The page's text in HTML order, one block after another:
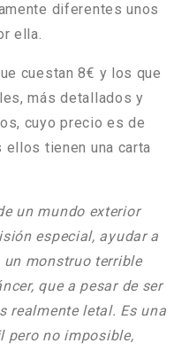
diferentes unos
ella.
cuestan 8€ y los que
más detallados y
cuyo precio es de
ellos tienen una carta
un mundo exterior
especial, ayudar a
monstruo terrible
que a pesar de ser
realmente letal. Es una
pero no imposible,